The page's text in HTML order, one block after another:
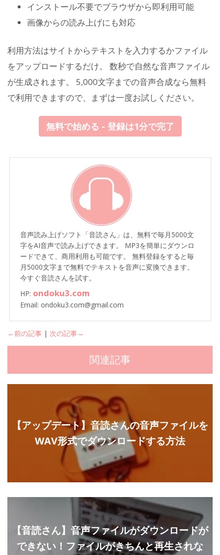
インストール不要でブラウザから即利用可能
画像からの読み上げにも対応
利用方法はサイトからテキストを入力するかファイル
をアップロードするだけ。 数秒で自然な音声ファイル
が生成されます。 5,000文字までの音声合成なら無料
で利用できますので、まずは一度お試しください。
無料で始める - 登録は1分で完了
音声読み上げソフト「音読さん」は、無料で毎月5000文
字をAI音声で読み上げできます。 MP3を簡単にダウンロ
ードできて、商用利用も可能です。 無料登録をすると毎
月5000文字まで無料でテキストを音声に変換できます。
今すぐ音読さんを試す。
HP: ondoku3.com
Email: ondoku3.com@gmail.com
←前の記事 | 次の記事→
関連記事
【アップデート】音読さんの音声ファイルを
WAV形式でダウンロードする方法
【音読さん】音声ファイルがダウンロードが
できない！ファイルがきちんと再生されな